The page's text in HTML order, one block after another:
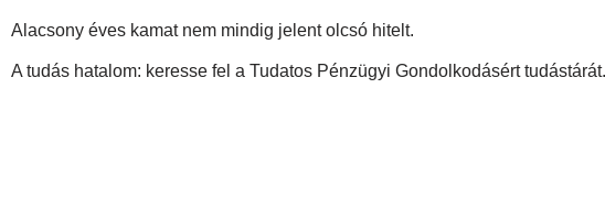
Alacsony éves kamat nem mindig jelent olcsó hitelt.
A tudás hatalom: keresse fel a Tudatos Pénzügyi Gondolkodásért tudástárát.